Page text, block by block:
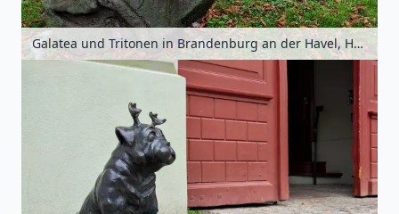
Galatea und Tritonen in Brandenburg an der Havel, Havelland, Brandenburg, Deutschland